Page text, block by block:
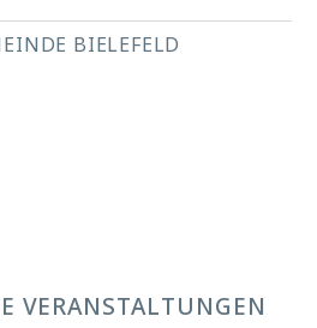
BIELEFELD
VERANSTALTUNGEN